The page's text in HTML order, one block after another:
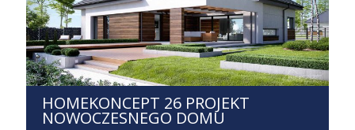
HOMEKONCEPT 26 PROJEKT
NOWOCZESNEGO DOMU